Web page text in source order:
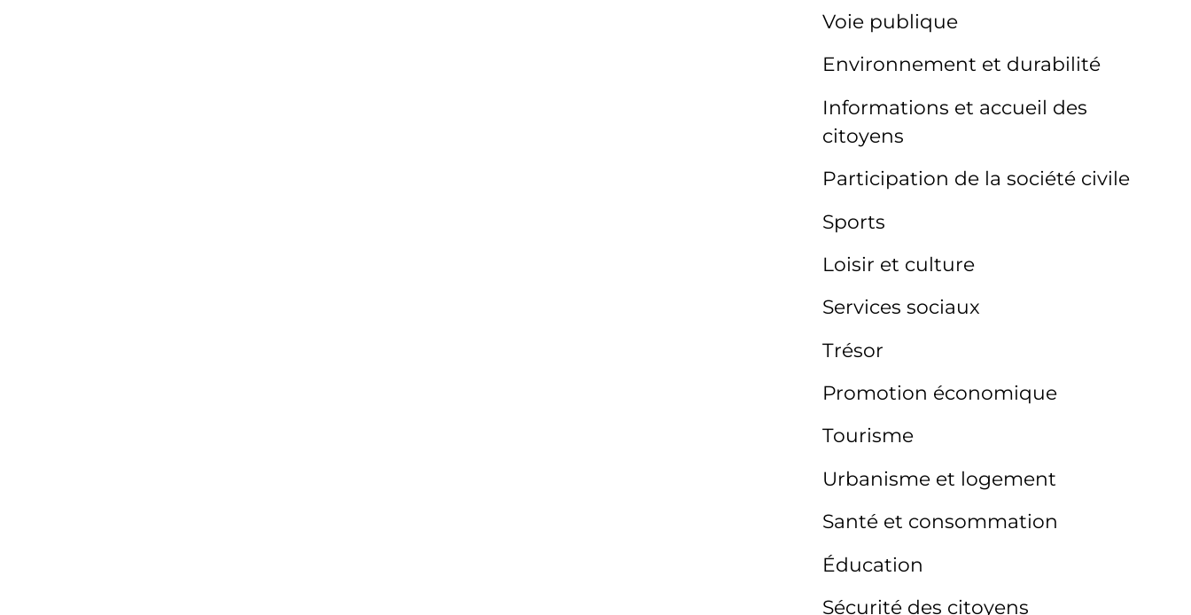
Voie publique
Environnement et durabilité
Informations et accueil des
citoyens
Participation de la société civile
Sports
Loisir et culture
Services sociaux
Trésor
Promotion économique
Tourisme
Urbanisme et logement
Santé et consommation
Éducation
Sécurité des citoyens